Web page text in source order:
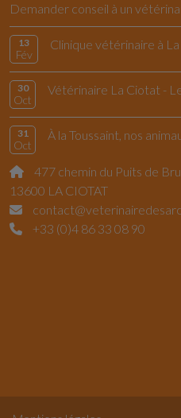
Demander conseil à un
13
Fév
Clinique vétérinaire à
30
Oct
31
Oct
477 chemin du Puits de
13600 LA CIOTAT
+33 (0)4 86 33 08 90